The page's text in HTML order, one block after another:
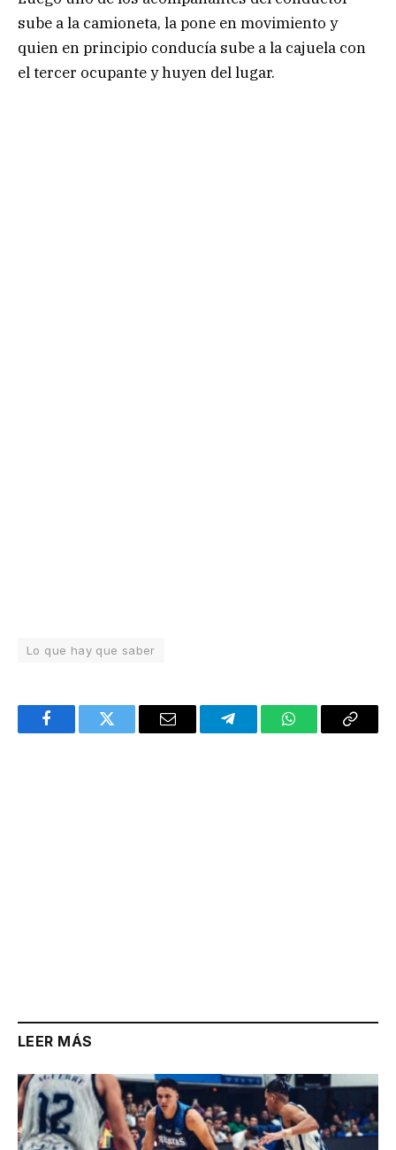
sube a la camioneta, la pone en movimiento y
quien en principio conducía sube a la cajuela con
el tercer ocupante y huyen del lugar.
Lo que hay que saber
FacebookTwitter Email TelegramWhatsAppCopy
LEER MÁS